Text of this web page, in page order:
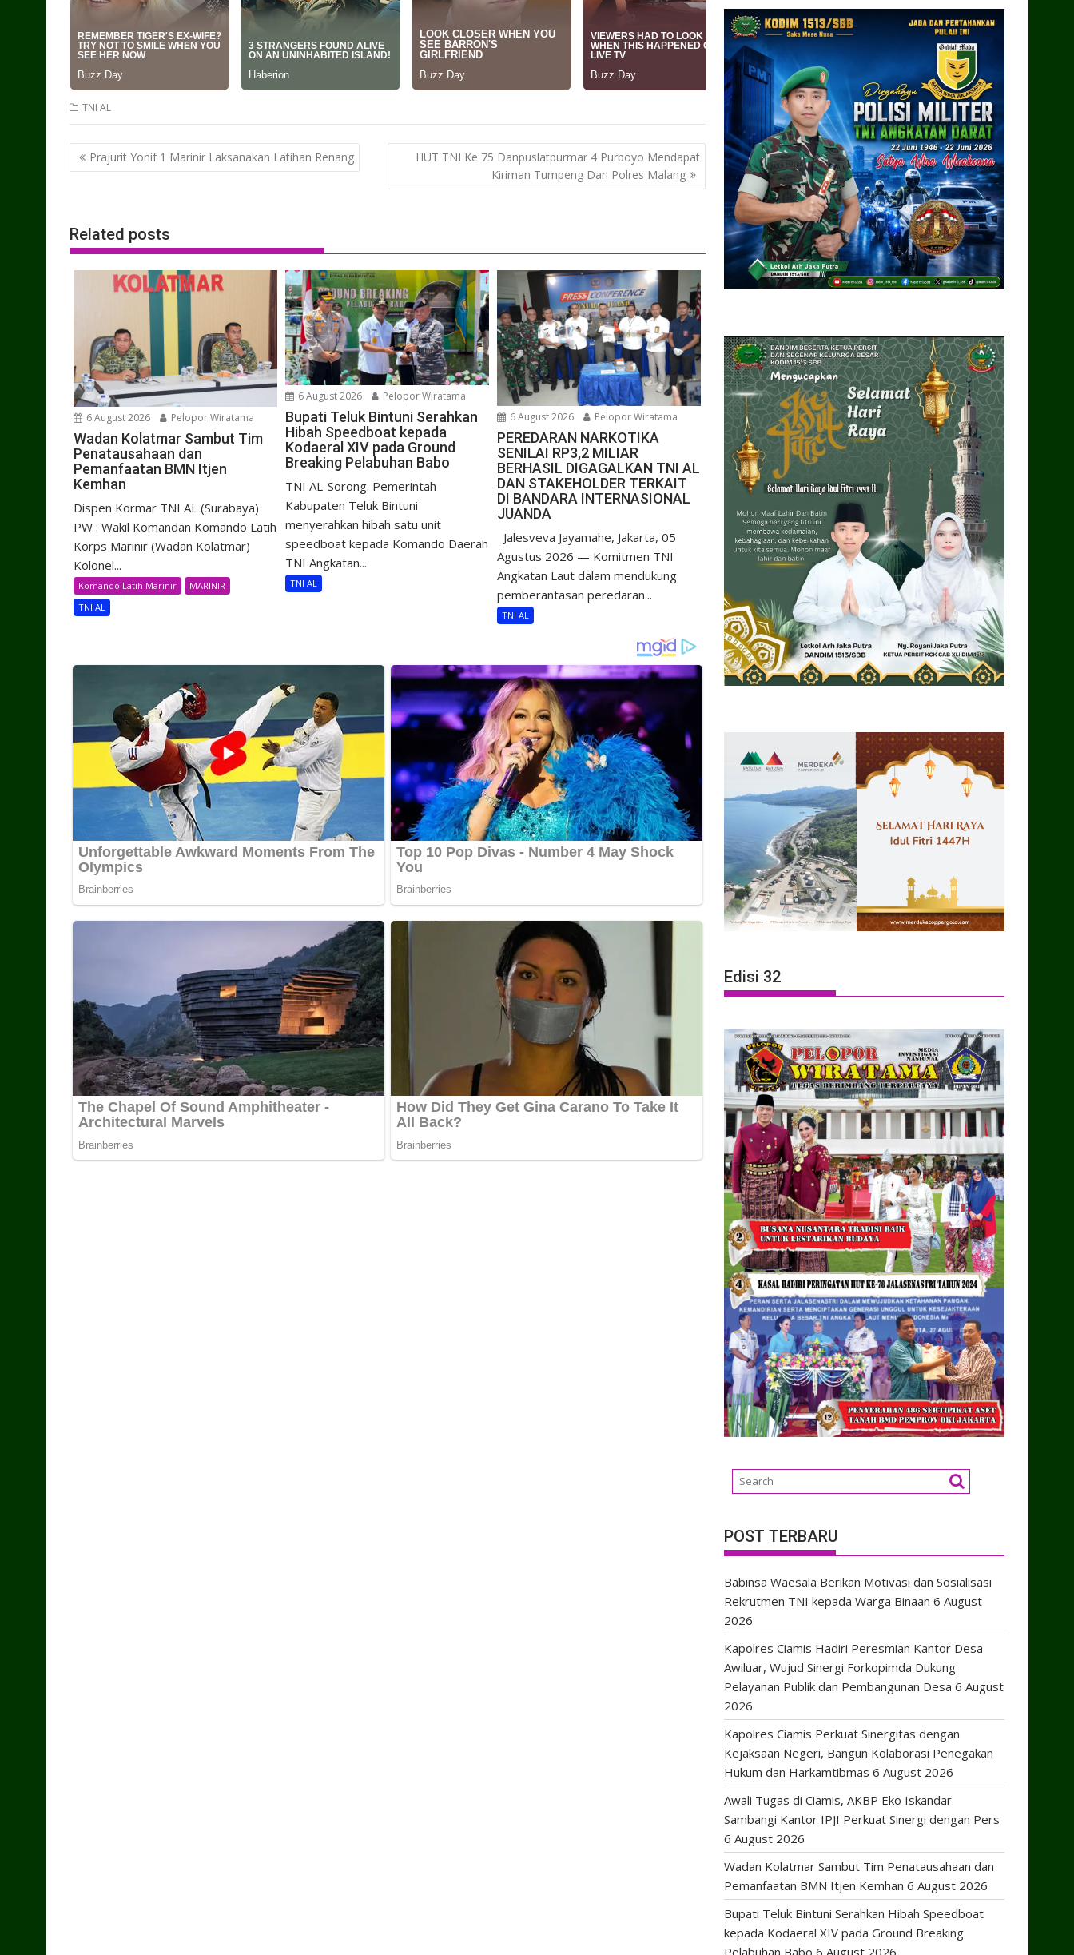
TNI AL
Post
navigation
Prajurit Yonif 1 Marinir Laksanakan Latihan Renang
HUT TNI Ke 75 Danpuslatpurmar 4 Purboyo Mendapat
Kiriman Tumpeng Dari Polres Malang
Related posts
6 August 2026 Pelopor Wiratama
Wadan Kolatmar Sambut Tim
Penatausahaan dan
Pemanfaatan BMN Itjen
Kemhan
Dispen Kormar TNI AL (Surabaya)
PW : Wakil Komandan Komando Latih
Korps Marinir (Wadan Kolatmar)
Kolonel...
Komando Latih Marinir
MARINIR
TNI AL
6 August 2026 Pelopor Wiratama
Bupati Teluk Bintuni Serahkan
Hibah Speedboat kepada
Kodaeral XIV pada Ground
Breaking Pelabuhan Babo
TNI AL-Sorong. Pemerintah
Kabupaten Teluk Bintuni
menyerahkan hibah satu unit
speedboat kepada Komando Daerah
TNI Angkatan...
TNI AL
6 August 2026 Pelopor Wiratama
PEREDARAN NARKOTIKA
SENILAI RP3,2 MILIAR
BERHASIL DIGAGALKAN TNI AL
DAN STAKEHOLDER TERKAIT
DI BANDARA INTERNASIONAL
JUANDA
Jalesveva Jayamahe, Jakarta, 05
Agustus 2026 — Komitmen TNI
Angkatan Laut dalam mendukung
pemberantasan peredaran...
TNI AL
Edisi 32
POST TERBARU
Babinsa Waesala Berikan Motivasi dan Sosialisasi
Rekrutmen TNI kepada Warga Binaan 6 August
2026
Kapolres Ciamis Hadiri Peresmian Kantor Desa
Awiluar, Wujud Sinergi Forkopimda Dukung
Pelayanan Publik dan Pembangunan Desa 6 August
2026
Kapolres Ciamis Perkuat Sinergitas dengan
Kejaksaan Negeri, Bangun Kolaborasi Penegakan
Hukum dan Harkamtibmas 6 August 2026
Awali Tugas di Ciamis, AKBP Eko Iskandar
Sambangi Kantor IPJI Perkuat Sinergi dengan Pers
6 August 2026
Wadan Kolatmar Sambut Tim Penatausahaan dan
Pemanfaatan BMN Itjen Kemhan 6 August 2026
Bupati Teluk Bintuni Serahkan Hibah Speedboat
kepada Kodaeral XIV pada Ground Breaking
Pelabuhan Babo 6 August 2026